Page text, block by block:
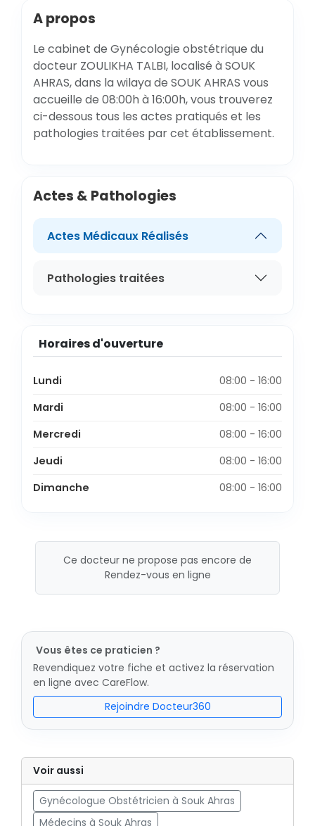
A propos
Le cabinet de Gynécologie obstétrique du
docteur ZOULIKHA TALBI, localisé à SOUK
AHRAS, dans la wilaya de SOUK AHRAS vous
accueille de 08:00h à 16:00h, vous trouverez
ci-dessous tous les actes pratiqués et les
pathologies traitées par cet établissement.
Actes & Pathologies
Actes Médicaux Réalisés
Pathologies traitées
Horaires d'ouverture
Lundi
08:00 - 16:00
Mardi
08:00 - 16:00
Mercredi
08:00 - 16:00
Jeudi
08:00 - 16:00
Dimanche
08:00 - 16:00
Ce docteur ne propose pas encore de
Rendez-vous en ligne
Vous êtes ce praticien ?
Revendiquez votre fiche et activez la réservation
en ligne avec CareFlow.
Rejoindre Docteur360
Voir aussi
Gynécologue Obstétricien à Souk Ahras
Médecins à Souk Ahras